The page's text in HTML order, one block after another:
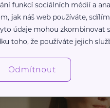
funkcí sociálních médií a
jak náš web používáte,
údaje mohou zkombinovat
toho, že používáte jejich
Odmítnout